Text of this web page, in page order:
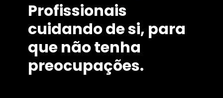
Profissionais
cuidando de si, para
que não tenha
preocupações.